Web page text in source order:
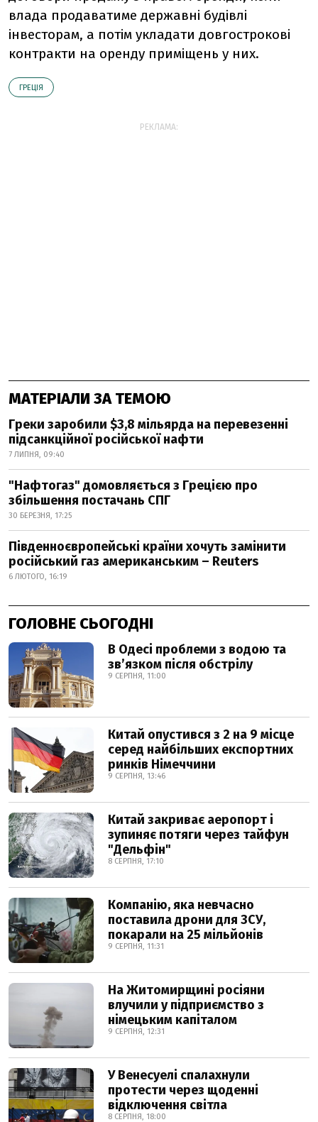
влада продаватиме державні будівлі
інвесторам, а потім укладати довгострокові
контракти на оренду приміщень у них.
ГРЕЦІЯ
РЕКЛАМА:
МАТЕРІАЛИ ЗА ТЕМОЮ
Греки заробили $3,8 мільярда на перевезенні
підсанкційної російської нафти
7 ЛИПНЯ, 09:40
"Нафтогаз" домовляється з Грецією про
збільшення постачань СПГ
30 БЕРЕЗНЯ, 17:25
Південноєвропейські країни хочуть замінити
російський газ американським – Reuters
6 ЛЮТОГО, 16:19
ГОЛОВНЕ СЬОГОДНІ
В Одесі проблеми з водою та
звʼязком після обстрілу
9 СЕРПНЯ, 11:00
Китай опустився з 2 на 9 місце
серед найбільших експортних
ринків Німеччини
9 СЕРПНЯ, 13:46
Китай закриває аеропорт і
зупиняє потяги через тайфун
"Дельфін"
8 СЕРПНЯ, 17:10
Компанію, яка невчасно
поставила дрони для ЗСУ,
покарали на 25 мільйонів
9 СЕРПНЯ, 11:31
На Житомирщині росіяни
влучили у підприємство з
німецьким капіталом
9 СЕРПНЯ, 12:31
У Венесуелі спалахнули
протести через щоденні
відключення світла
8 СЕРПНЯ, 18:00